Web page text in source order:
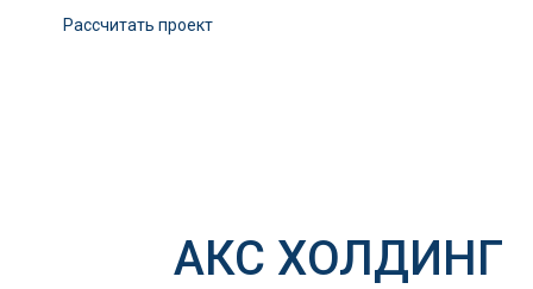
Расcчитать проект
АКС ХОЛДИНГ